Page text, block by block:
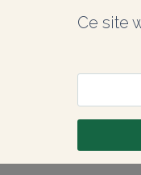
Ce site